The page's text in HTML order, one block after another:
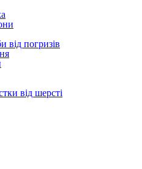
від погризів
від шерсті